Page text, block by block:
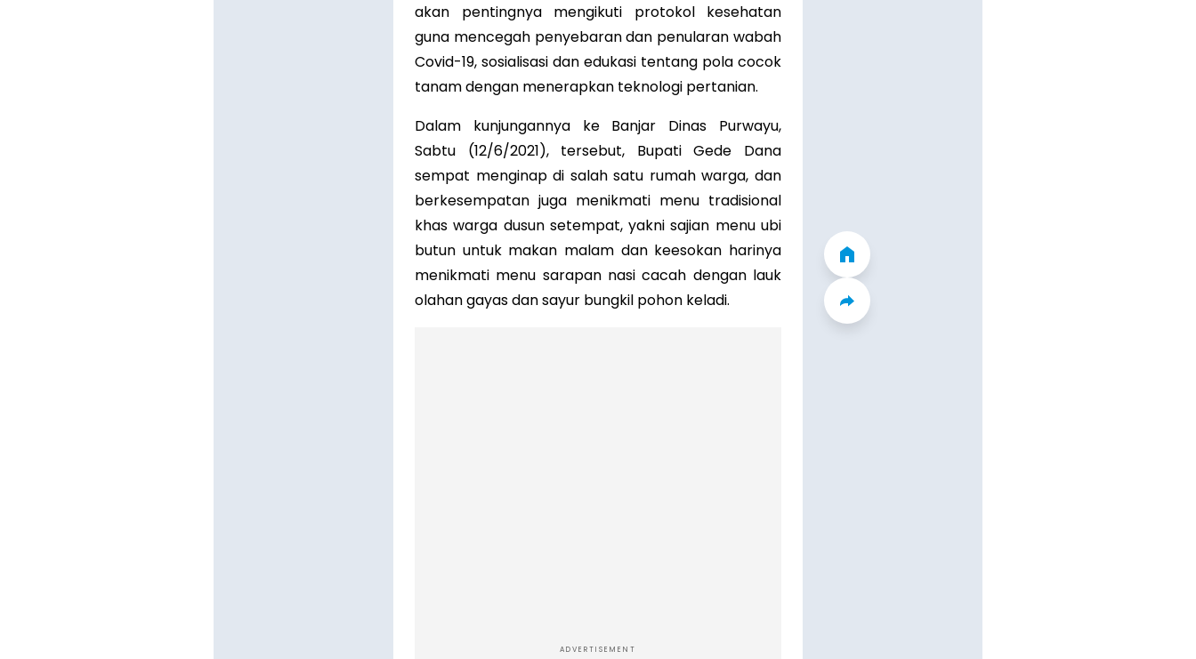
akan pentingnya mengikuti protokol kesehatan
guna mencegah penyebaran dan penularan wabah
Covid-19, sosialisasi dan edukasi tentang pola cocok
tanam dengan menerapkan teknologi pertanian.
Dalam kunjungannya ke Banjar Dinas Purwayu,
Sabtu (12/6/2021), tersebut, Bupati Gede Dana
sempat menginap di salah satu rumah warga, dan
berkesempatan juga menikmati menu tradisional
khas warga dusun setempat, yakni sajian menu ubi
butun untuk makan malam dan keesokan harinya
menikmati menu sarapan nasi cacah dengan lauk
olahan gayas dan sayur bungkil pohon keladi.
ADVERTISEMENT